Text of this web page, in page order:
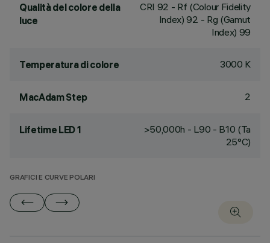
Qualità del colore della
luce
CRI 92 - Rf (Colour Fidelity
Index) 92 - Rg (Gamut
Index) 99
Temperatura di colore 3000 K
MacAdam Step 2
Lifetime LED 1
>50,000h - L90 - B10 (Ta
25°C)
GRAFICI E CURVE POLARI